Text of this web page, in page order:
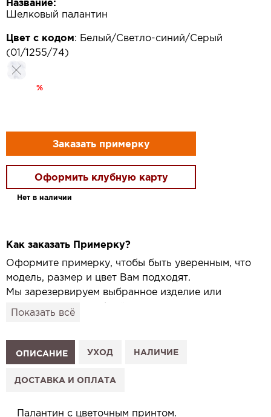
Название:
Шелковый палантин
Цвет с кодом: Белый/Светло-синий/Серый
(01/1255/74)
%
Заказать примерку
Оформить клубную карту
Нет в наличии
Как заказать Примерку?
Оформите примерку, чтобы быть уверенным, что
модель, размер и цвет Вам подходят.
Мы зарезервируем выбранное изделие или
привезём его в удобный для вас салон и
1. Выберите изделие на сайте.
2. Нажмите «Заказать примерку» и выберите салон.
3. Заполните форму и отправьте заявку.
сообщим, когда изделие будет готово к примерке.
Показать всё
ОПИСАНИЕ УХОД НАЛИЧИЕ
ДОСТАВКА И ОПЛАТА
Палантин с цветочным принтом.